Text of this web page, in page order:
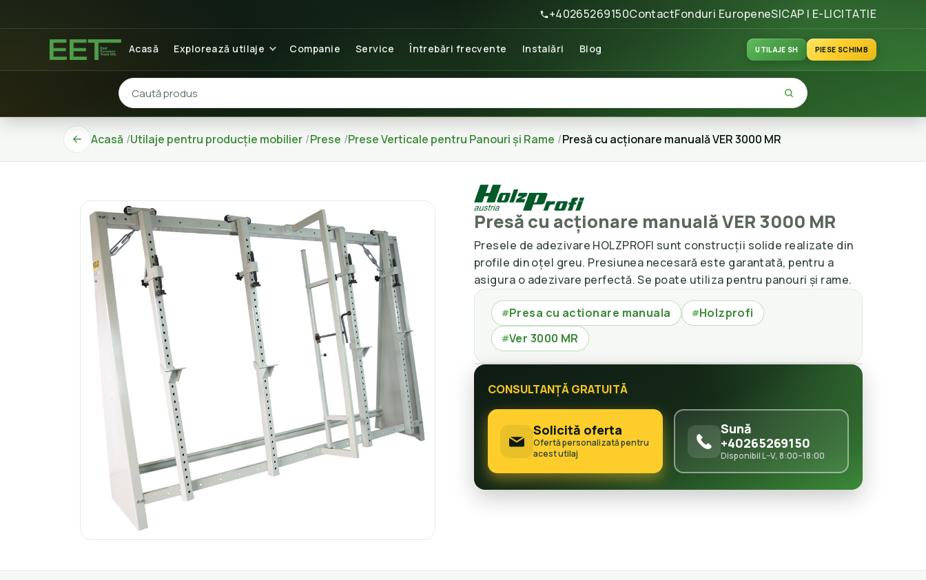
+40265269150ContactFonduri EuropeneSICAP | E-LICITATIE
Acasă Explorează utilaje Companie Service Întrebări frecvente Instalări Blog UTILAJE SH PIESE SCHIMB
Acasă Utilaje pentru producție mobilier Prese Prese Verticale pentru Panouri și Rame Presă cu acționare manuală VER 3000 MR
Presă cu acționare manuală VER 3000 MR
Presele de adezivare HOLZPROFI sunt construcții solide realizate din
profile din oțel greu. Presiunea necesară este garantată, pentru a
asigura o adezivare perfectă. Se poate utiliza pentru panouri și rame.
#Presa cu actionare manuala #Holzprofi
#Ver 3000 MR
CONSULTANȚĂ GRATUITĂ
Solicită oferta
Ofertă personalizată pentru
acest utilaj
Sună
+40265269150
Disponibil L–V, 8:00–18:00